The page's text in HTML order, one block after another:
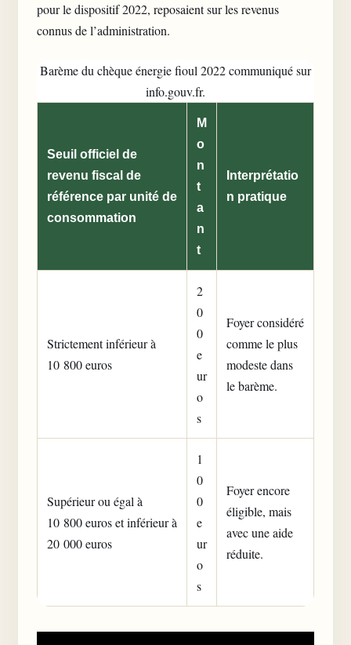
pour ledispositif 2022, reposaient sur les revenus
connus de l’administration.
Barème du chèque énergie fioul 2022 communiqué sur
info.gouv.fr.
Seuil officiel de
revenu fiscal de
référence par unité de
consommation
M
o
n
t
a
n
t
Interprétatio
n pratique
Strictement inférieur à
10 800 euros
2
0
0
e
ur
o
s
Foyer considéré
comme le plus
modeste dans
le barème.
Supérieur ou égal à
10 800 euros et inférieur à
20 000 euros
1
0
0
e
ur
o
s
Foyer encore
éligible, mais
avec une aide
réduite.